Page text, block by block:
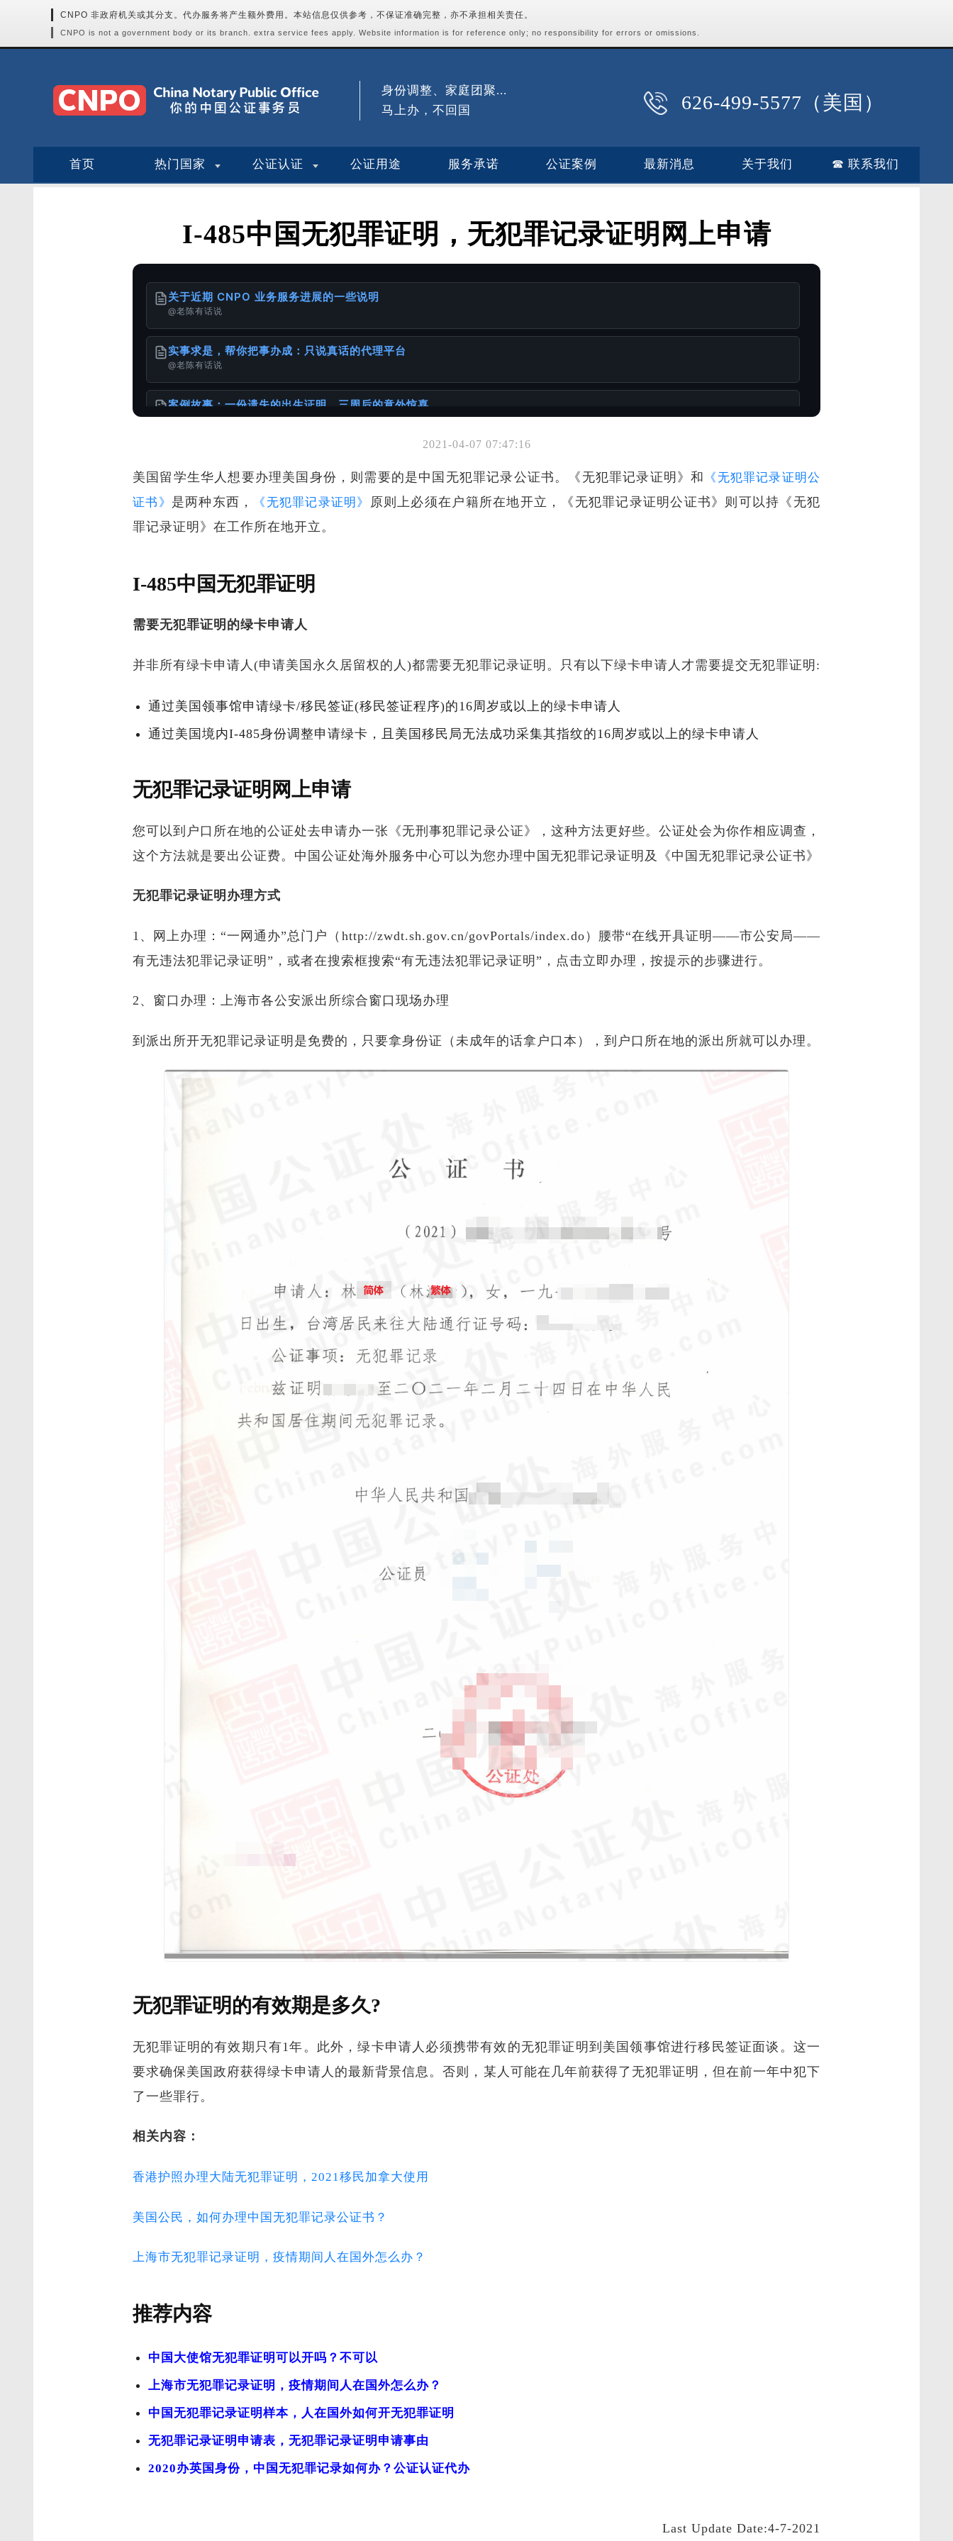
CNPO 非政府机关或其分支。代办服务将产生额外费用。本站信息仅供参考，不保证准确完整，亦不承担相关责任。
CNPO is not a government body or its branch. extra service fees apply. Website information is for reference only; no responsibility for errors or omissions.
626-499-5577（美国）
身份调整、家庭团聚...
马上办，不回国
首页 热门国家 公证认证 公证用途 服务承诺 公证案例 最新消息 关于我们 ☎ 联系我们
I-485中国无犯罪证明，无犯罪记录证明网上申请
关于近期 CNPO 业务服务进展的一些说明
@老陈有话说
实事求是，帮你把事办成：只说真话的代理平台
@老陈有话说
案例故事：一份遗失的出生证明，三周后的意外惊喜
@老陈有话说
你可能也喜欢
请珍惜和妥善保存自己的重要材料
@老陈有话说
港台身份办理国内的无犯罪公证书
出生证明 ≠ 出生公证书：一本正经聊聊你可能忽略的「出国必备常识」
2021-04-07 07:47:16
美国留学生华人想要办理美国身份，则需要的是中国无犯罪记录公证书。《无犯罪记录证明》和
《无犯罪记录证明公
证书》 是两种东西， 《无犯罪记录证明》
原则上必须在户籍所在地开立，《无犯罪记录证明公证书》则可以持《无犯
罪记录证明》在工作所在地开立。
I-485中国无犯罪证明
需要无犯罪证明的绿卡申请人
并非所有绿卡申请人(申请美国永久居留权的人)都需要无犯罪记录证明。只有以下绿卡申请人才需要提交无犯罪证明:
通过美国领事馆申请绿卡/移民签证(移民签证程序)的16周岁或以上的绿卡申请人
通过美国境内I-485身份调整申请绿卡，且美国移民局无法成功采集其指纹的16周岁或以上的绿卡申请人
无犯罪记录证明网上申请
您可以到户口所在地的公证处去申请办一张《无刑事犯罪记录公证》，这种方法更好些。公证处会为你作相应调查，
这个方法就是要出公证费。中国公证处海外服务中心可以为您办理中国无犯罪记录证明及《中国无犯罪记录公证书》
无犯罪记录证明办理方式
1、网上办理：“一网通办”总门户（http://zwdt.sh.gov.cn/govPortals/index.do）腰带“在线开具证明——市公安局——
有无违法犯罪记录证明”，或者在搜索框搜索“有无违法犯罪记录证明”，点击立即办理，按提示的步骤进行。
2、窗口办理：上海市各公安派出所综合窗口现场办理
到派出所开无犯罪记录证明是免费的，只要拿身份证（未成年的话拿户口本），到户口所在地的派出所就可以办理。
无犯罪证明的有效期是多久?
无犯罪证明的有效期只有1年。此外，绿卡申请人必须携带有效的无犯罪证明到美国领事馆进行移民签证面谈。这一
要求确保美国政府获得绿卡申请人的最新背景信息。否则，某人可能在几年前获得了无犯罪证明，但在前一年中犯下
了一些罪行。
相关内容：
香港护照办理大陆无犯罪证明，2021移民加拿大使用
美国公民，如何办理中国无犯罪记录公证书？
上海市无犯罪记录证明，疫情期间人在国外怎么办？
推荐内容
中国大使馆无犯罪证明可以开吗？不可以
上海市无犯罪记录证明，疫情期间人在国外怎么办？
中国无犯罪记录证明样本，人在国外如何开无犯罪证明
无犯罪记录证明申请表，无犯罪记录证明申请事由
2020办英国身份，中国无犯罪记录如何办？公证认证代办
Last Update Date:4-7-2021